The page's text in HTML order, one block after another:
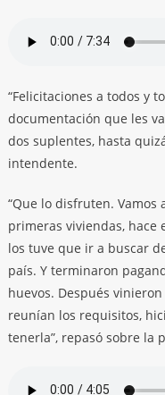
“Felicitaciones a todos y
documentación que les
dos suplentes, hasta
intendente.
“Que lo disfruten. Vamos
primeras viviendas, hace
los tuve que ir a buscar
país. Y terminaron
huevos. Después
reunían los requisitos,
tenerla”, repasó sobre la